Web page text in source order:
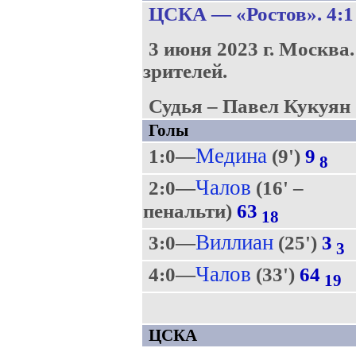
ЦСКА — «Ростов».
3 июня 2023 г.
зрителей.
Судья – Павел
Голы
1:0—Медина (9') 9 8
2:0—Чалов (16' –
пенальти) 63 18
3:0—Виллиан(25') 3 3
4:0—Чалов (33') 64 19
ЦСКА